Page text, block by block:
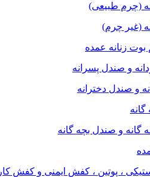
(چرم طبیعی)
(غیر چرم)
بوت زنانه عمده
و صندل پسرانه
و صندل دخترانه
گانه و صندل بچه گانه
، پوتین ، کفش ایمنی و کفش کار